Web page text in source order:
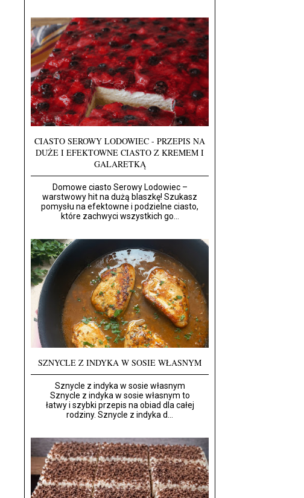
CIASTO SEROWY LODOWIEC - PRZEPIS NA
DUŻE I EFEKTOWNE CIASTO Z KREMEM I
GALARETKĄ
Domowe ciasto Serowy Lodowiec –
warstwowy hit na dużą blaszkę! Szukasz
pomysłu na efektowne i podzielne ciasto,
które zachwyci wszystkich go...
SZNYCLE Z INDYKA W SOSIE WŁASNYM
Sznycle z indyka w sosie własnym
Sznycle z indyka w sosie własnym to
łatwy i szybki przepis na obiad dla całej
rodziny. Sznycle z indyka d...